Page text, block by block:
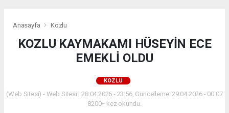
Anasayfa Kozlu
KOZLU KAYMAKAMI HÜSEYİN ECE
EMEKLİ OLDU
KOZLU
(Web Sitesi) - Web Sitesi | 28.04.2026 - 23:56, Güncelleme: 29.04.2026 - 00:07
8200+ kez okundu.